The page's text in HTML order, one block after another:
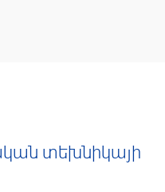
տեխնիկայի